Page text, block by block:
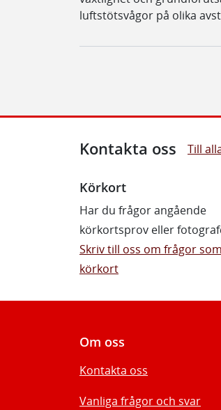
luftstötsvågor på olika
Kontakta oss Till
Körkort
Har du frågor angående
körkortsprov eller
Skriv till oss om frågor
körkort
Om oss
Kontakta oss
Vanliga frågor och svar